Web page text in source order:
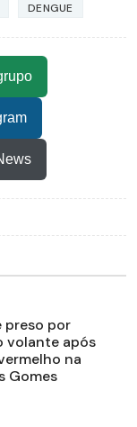
DENGUE
por
volante após
na
Gomes